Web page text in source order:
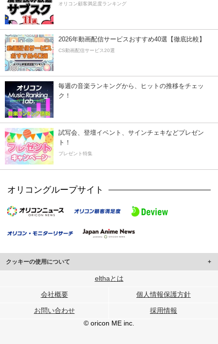
オリコン顧客満足度ランキング
2026年動画配信サービスおすすめ40選【徹底比較】
CS動画配信サービス20選
毎週の音楽ランキングから、ヒットの推移をチェッ
ク！
試写会、登壇イベント、サインチェキなどプレゼン
ト！
プレゼント特集
オリコングループサイト
クッキーの使用について
このサイトでは Cookie を使用して、ユーザーに合わせたコンテンツや広告の
行っています。
メディアや広告配信、データ解析の各パートナーに提供しています。
ユーザーが各パートナーのサービスを使用したときに収集した他の情報を組み
elthaとは
会社概要 個人情報保護方針
お問い合わせ
採用情報
© oricon ME inc.